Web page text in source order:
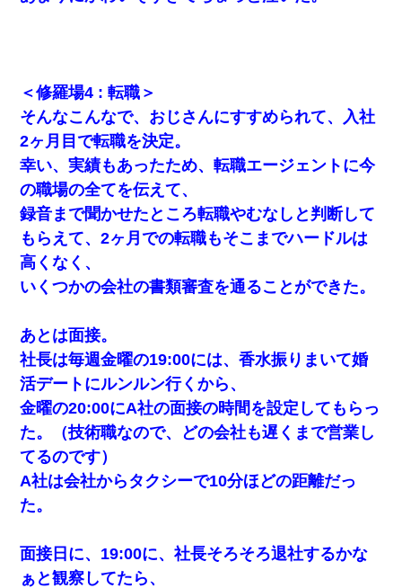
何年か前に妹は離婚している。当時生まれた姪が義弟の子
じゃなかったため妹有責での離婚になり…
旦那の元嫁「離婚したとはいえ、私が本来の妻。許可なく
結婚するなんてどういう神経してるの？離婚届を記入して
持って来い」→笑いが止まらなくなり・・・
私（23）冗談のつもりで上司（27）に胸を揉ませた結
果・・・
妹が嘘つきな元カレと寄りを戻してしまったという話をし
ていたら、旦那の顔が曇って雰囲気が一転。そそくさと話
私「結婚やめるわ」 婚約者「え？なんでなんで？」 → 放
置した結果…｜生活｜ワロタあんてな
最近うちの庭に知らない男の人がしょっちゅう入ってく
る。それを職場で愚痴ったら、同僚男性が怒鳴りつけてき
た。
同じマンションに住んでる女性が鍵をわかりやすいところ
に隠している事に気づいた俺「忍びこんでみよう！」→ 結
今日夫の実家に泊ったんだけど、朝起きたら股間がなんか
モッコリしてた
＜修羅場4 : 転職＞
そんなこんなで、おじさんにすすめられて、入社
2ヶ月目で転職を決定。
幸い、実績もあったため、転職エージェントに今
の職場の全てを伝えて、
録音まで聞かせたところ転職やむなしと判断して
もらえて、2ヶ月での転職もそこまでハードルは
高くなく、
いくつかの会社の書類審査を通ることができた。
あとは面接。
社長は毎週金曜の19:00には、香水振りまいて婚
活デートにルンルン行くから、
金曜の20:00にA社の面接の時間を設定してもらっ
た。（技術職なので、どの会社も遅くまで営業し
てるのです）
A社は会社からタクシーで10分ほどの距離だっ
た。
面接日に、19:00に、社長そろそろ退社するかな
ぁと観察してたら、